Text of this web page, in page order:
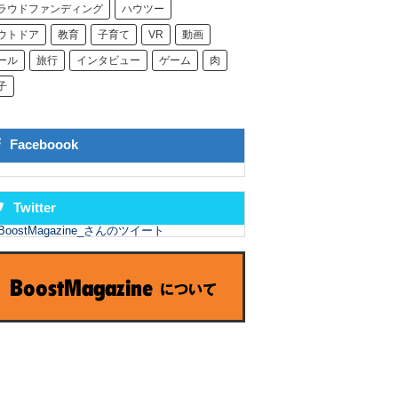
ウドファンディング ハウツー
トドア 教育 子育て VR 動画
ル 旅行 インタビュー ゲーム 肉
Faceboook
Twitter
さんのツイート